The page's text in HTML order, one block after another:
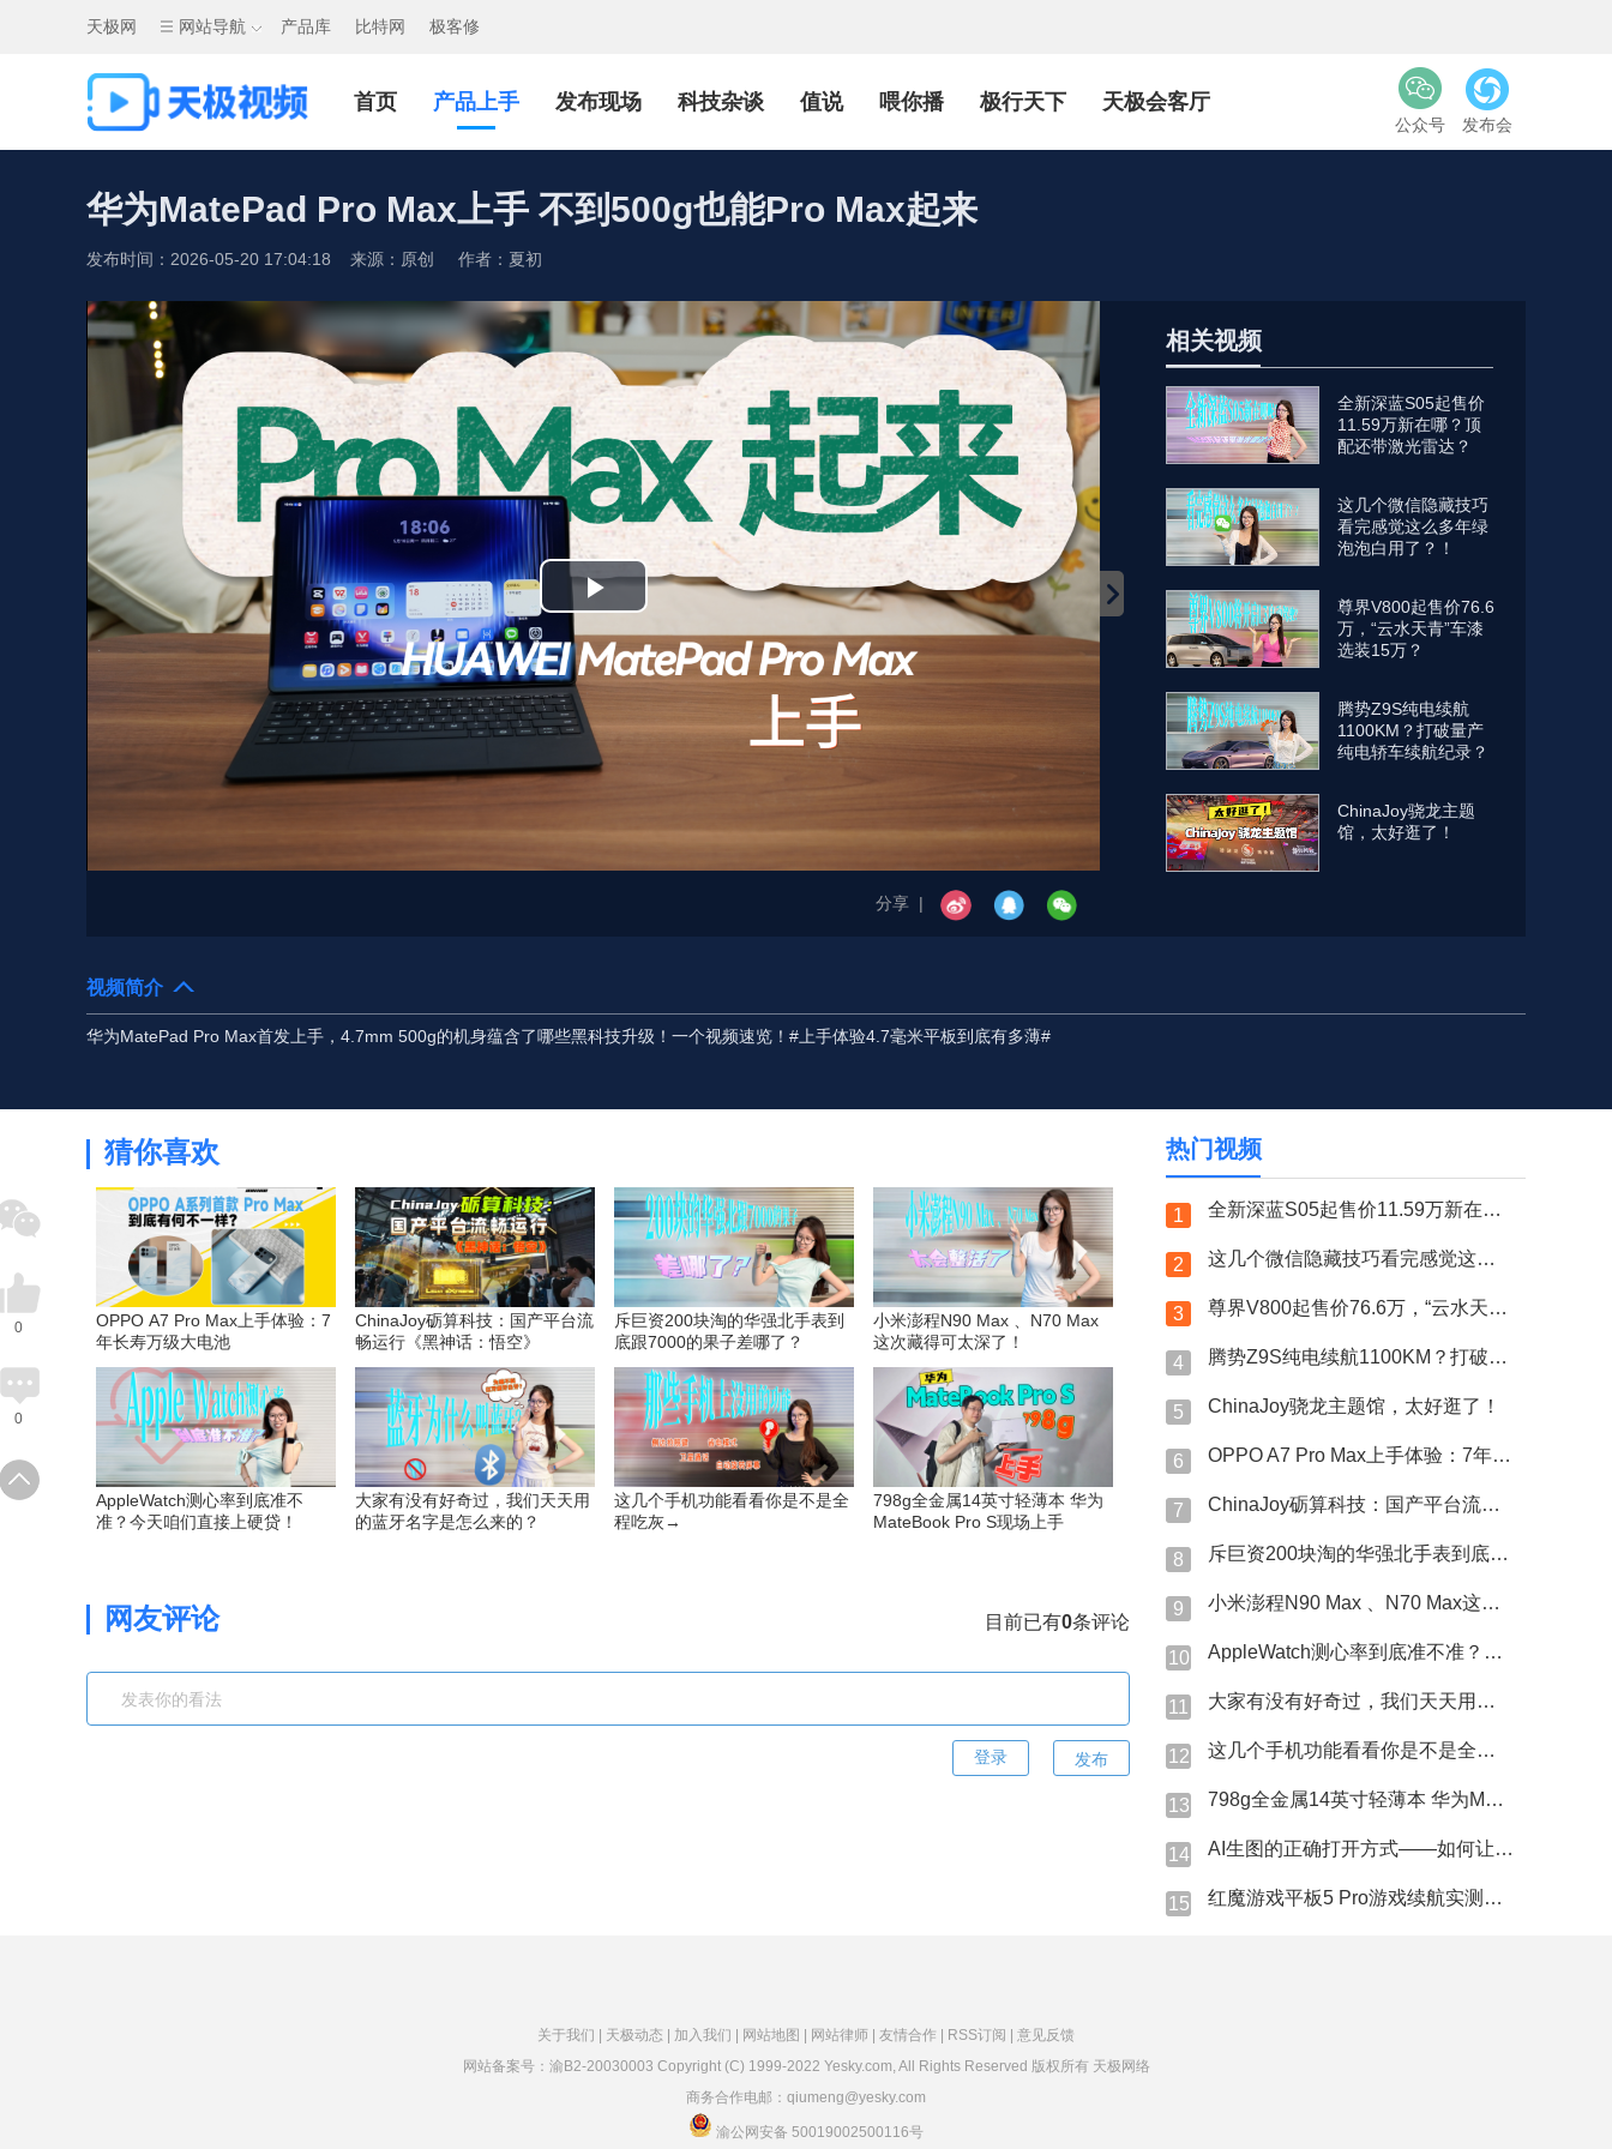
天极网 网站导航 产品库 比特网 极客修
首页 产品上手 发布现场 科技杂谈 值说 喂你播 极行天下 天极会客厅
公众号 发布会
华为MatePad Pro Max上手 不到500g也能Pro Max起来
发布时间：2026-05-20 17:04:18 来源：原创 作者：夏初
Play
Video
分享 |
相关视频
全新深蓝S05起售价
11.59万新在哪？顶
配还带激光雷达？
这几个微信隐藏技巧
看完感觉这么多年绿
泡泡白用了？！
尊界V800起售价76.6
万，“云水天青”车漆
选装15万？
腾势Z9S纯电续航
1100KM？打破量产
纯电轿车续航纪录？
ChinaJoy骁龙主题
馆，太好逛了！
视频简介
华为MatePad Pro Max首发上手，4.7mm 500g的机身蕴含了哪些黑科技升级！一个视频速览！#上手体验4.7毫米平板到底有多薄#
0
0
猜你喜欢
OPPO A7 Pro Max上手体验：7
年长寿万级大电池
ChinaJoy砺算科技：国产平台流
畅运行《黑神话：悟空》
斥巨资200块淘的华强北手表到
底跟7000的果子差哪了？
小米澎程N90 Max 、N70 Max
这次藏得可太深了！
AppleWatch测心率到底准不
准？今天咱们直接上硬贷！
大家有没有好奇过，我们天天用
的蓝牙名字是怎么来的？
这几个手机功能看看你是不是全
程吃灰→
798g全金属14英寸轻薄本 华为
MateBook Pro S现场上手
网友评论 目前已有0条评论
发布
热门视频
1 全新深蓝S05起售价11.59万新在哪？顶配还带激光雷达？
2 这几个微信隐藏技巧看完感觉这么多年绿泡泡白用了？！
3 尊界V800起售价76.6万，“云水天青”车漆选装15万？
4 腾势Z9S纯电续航1100KM？打破量产纯电轿车续航纪录？
5 ChinaJoy骁龙主题馆，太好逛了！
6 OPPO A7 Pro Max上手体验：7年长寿万级大电池
7 ChinaJoy砺算科技：国产平台流畅运行《黑神话：悟空》
8 斥巨资200块淘的华强北手表到底跟7000的果子差哪了？
9 小米澎程N90 Max 、N70 Max这次藏得可太深了！
10 AppleWatch测心率到底准不准？今天咱们直接上硬贷！
11 大家有没有好奇过，我们天天用的蓝牙名字是怎么来的？
12 这几个手机功能看看你是不是全程吃灰→
13 798g全金属14英寸轻薄本 华为MateBook Pro S现场上手
14 AI生图的正确打开方式——如何让AI精准猜中我的心思？
15 红魔游戏平板5 Pro游戏续航实测表现究竟如何？
关于我们 | 天极动态 | 加入我们 | 网站地图 | 网站律师 | 友情合作 | RSS订阅 | 意见反馈
网站备案号： 渝B2-20030003 Copyright (C) 1999-2022 Yesky.com, All Rights Reserved 版权所有 天极网络
商务合作电邮：qiumeng@yesky.com
渝公网安备 50019002500116号